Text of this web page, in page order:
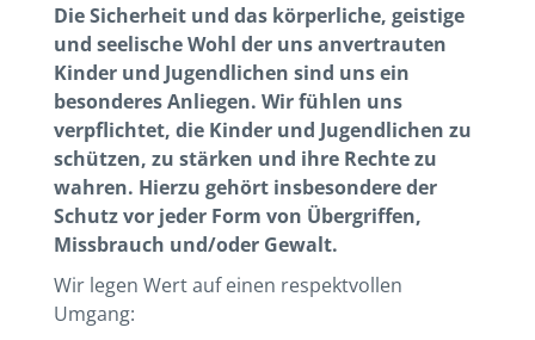
Die Sicherheit und das körperliche, geistige
und seelische Wohl der uns anvertrauten
Kinder und Jugendlichen sind uns ein
besonderes Anliegen. Wir fühlen uns
verpflichtet, die Kinder und Jugendlichen zu
schützen, zu stärken und ihre Rechte zu
wahren. Hierzu gehört insbesondere der
Schutz vor jeder Form von Übergriffen,
Missbrauch und/oder Gewalt.
Wir legen Wert auf einen respektvollen
Umgang: